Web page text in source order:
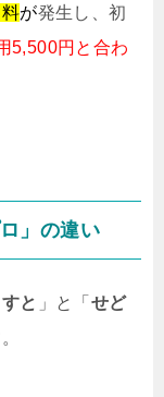
が発生し、初
5,500円と合わ
」の違い
と 」と「 せど